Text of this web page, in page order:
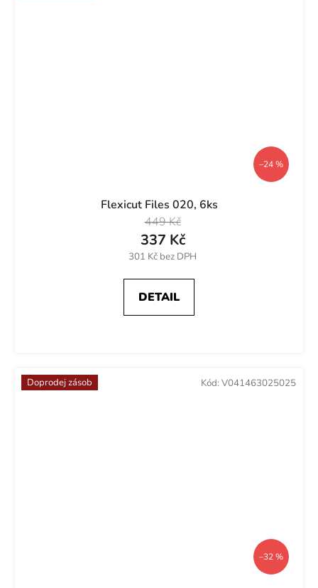
–24 %
Flexicut Files 020, 6ks
301 Kč bez DPH
337 Kč
449 Kč
DETAIL
Doprodej zásob
–32 %
Kód: V041463025025